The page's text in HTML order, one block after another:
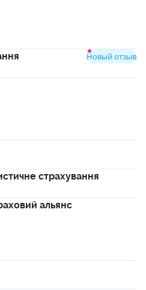
Новый отзыв
страхування
альянс